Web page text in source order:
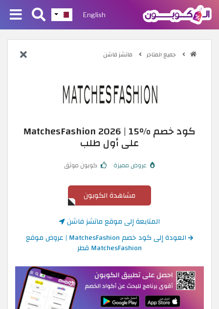
English
جميع المتاجر ماتشز فاشن
كود خصم MatchesFashion 2026 | 15%
على أول طلب
عروض مميزة كوبون موثق
مشاهدة الكوبون
المتابعة إلى موقع ماتشز فاشن
العودة إلى كود خصم MatchesFashion | عروض موقع
MatchesFashion قطر